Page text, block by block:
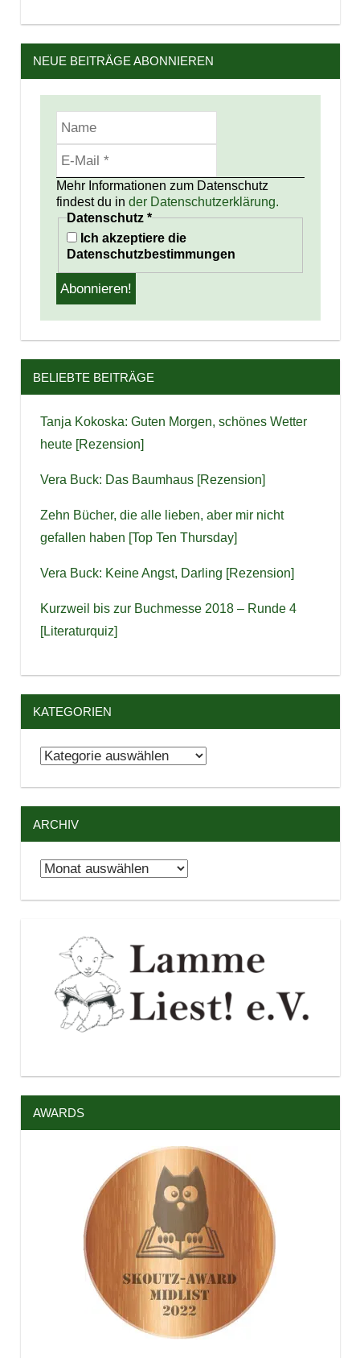
NEUE BEITRÄGE ABONNIEREN
Mehr Informationen zum Datenschutz
findest du in der Datenschutzerklärung.
Datenschutz *
Ich akzeptiere die
Datenschutzbestimmungen
BELIEBTE BEITRÄGE
Tanja Kokoska: Guten Morgen, schönes Wetter
heute [Rezension]
Vera Buck: Das Baumhaus [Rezension]
Zehn Bücher, die alle lieben, aber mir nicht
gefallen haben [Top Ten Thursday]
Vera Buck: Keine Angst, Darling [Rezension]
Kurzweil bis zur Buchmesse 2018 – Runde 4
[Literaturquiz]
KATEGORIEN
Kategorien
ARCHIV
Archiv
AWARDS